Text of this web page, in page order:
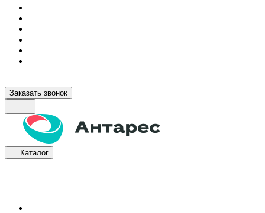
Заказать звонок
Каталог